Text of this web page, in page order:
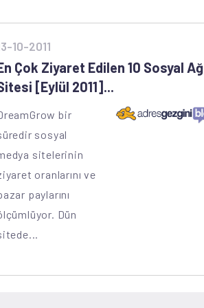
10-2011
Çok Ziyaret Edilen 10 Sosyal Ağ
[Eylül 2011]...
bir
sosyal
sitelerinin
oranlarını ve
paylarını
Dün